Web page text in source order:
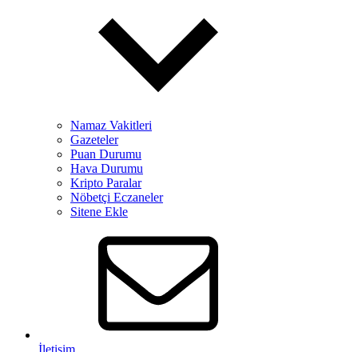
Namaz Vakitleri
Gazeteler
Puan Durumu
Hava Durumu
Kripto Paralar
Nöbetçi Eczaneler
Sitene Ekle
İletişim